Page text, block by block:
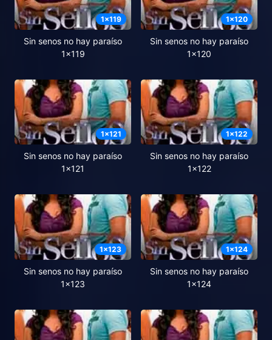
1x119
Sin senos no hay paraíso
1x119
1x120
Sin senos no hay paraíso
1x120
1x121
Sin senos no hay paraíso
1x121
1x122
Sin senos no hay paraíso
1x122
1x123
Sin senos no hay paraíso
1x123
1x124
Sin senos no hay paraíso
1x124